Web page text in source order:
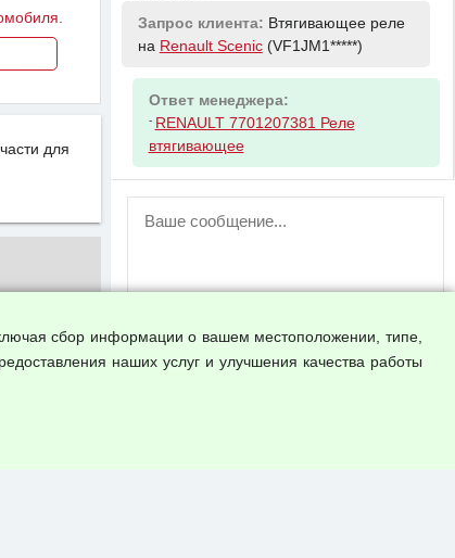
для
сбор информации о вашем местоположении, типе,
наших услуг и улучшения качества работы
Запрос клиента: Втягивающее реле
на Renault Scenic(VF1JM1*****)
Ответ менеджера:
- RENAULT 7701207381 Реле
втягивающее
ВНИМАНИЕ!
пользователей временно отключена!
аккаунт.